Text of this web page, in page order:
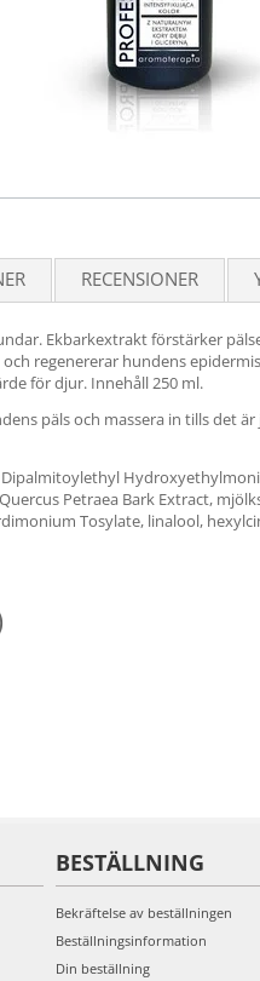
RECENSIONER
Ekbarkextrakt förstärker
regenererar hundens
för djur. Innehåll 250 ml.
päls och massera in tills det
Dipalmitoylethyl
Petraea Bark Extract,
Tosylate, linalool,
BESTÄLLNING
Bekräftelse av beställningen
Beställningsinformation
Din beställning